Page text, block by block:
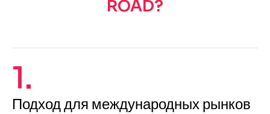
ROAD?
1.
Подход для международных рынков